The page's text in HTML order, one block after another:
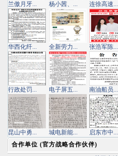
兰傲月牙... 杨小茜、... 连徐高速...
华西化纤... 全新劳力... 张浩军陈...
行政处罚... 电子屏五... 南油船员...
昆山中勇... 城电新能...
启东市中...
合作单位 (官方战略合作伙伴)